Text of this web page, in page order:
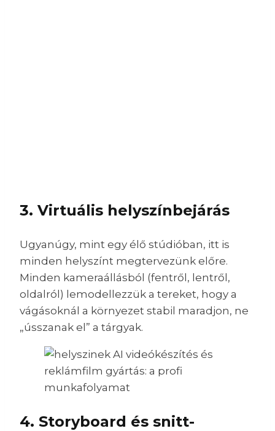
3. Virtuális helyszínbejárás
Ugyanúgy, mint egy élő stúdióban, itt is
minden helyszínt megtervezünk előre.
Minden kameraállásból (fentről, lentről,
oldalról) lemodellezzük a tereket, hogy a
vágásoknál a környezet stabil maradjon, ne
„ússzanak el” a tárgyak.
4. Storyboard és snitt-